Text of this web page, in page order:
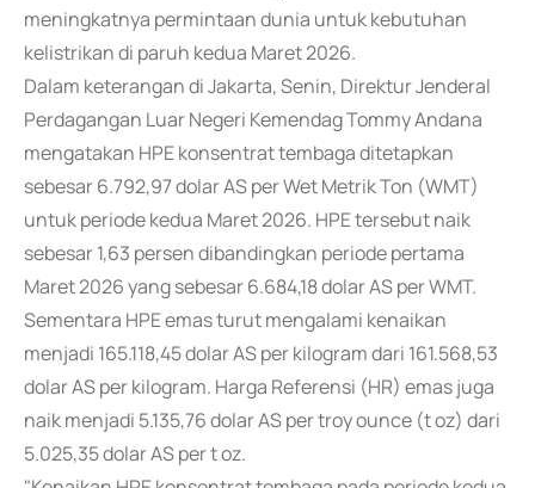
meningkatnya permintaan dunia untuk kebutuhan
kelistrikan di paruh kedua Maret 2026.
Dalam keterangan di Jakarta, Senin, Direktur Jenderal
Perdagangan Luar Negeri Kemendag Tommy Andana
mengatakan HPE konsentrat tembaga ditetapkan
sebesar 6.792,97 dolar AS per Wet Metrik Ton (WMT)
untuk periode kedua Maret 2026. HPE tersebut naik
sebesar 1,63 persen dibandingkan periode pertama
Maret 2026 yang sebesar 6.684,18 dolar AS per WMT.
Sementara HPE emas turut mengalami kenaikan
menjadi 165.118,45 dolar AS per kilogram dari 161.568,53
dolar AS per kilogram. Harga Referensi (HR) emas juga
naik menjadi 5.135,76 dolar AS per troy ounce (t oz) dari
5.025,35 dolar AS per t oz.